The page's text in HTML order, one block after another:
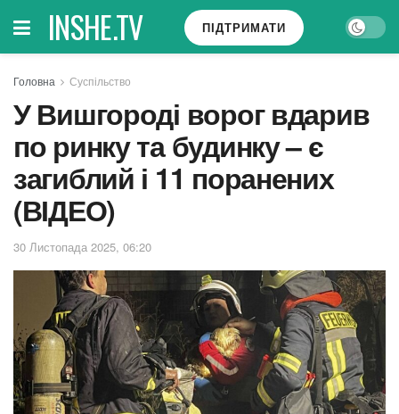
INSHE.TV ПІДТРИМАТИ
Головна Суспільство
У Вишгороді ворог вдарив
по ринку та будинку – є
загиблий і 11 поранених
(ВІДЕО)
30 Листопада 2025, 06:20